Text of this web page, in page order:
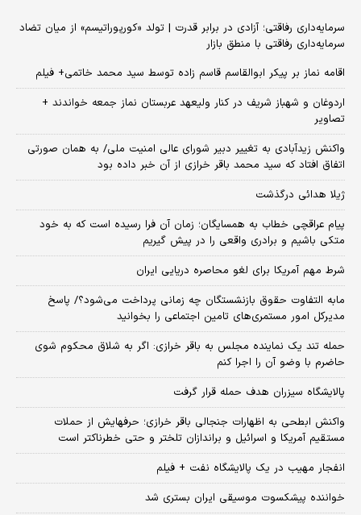
سرمایه‌داری رفاقتی؛ آزادی در برابر قدرت | تولد «کورپوراتیسم» از میان تضاد
سرمایه‌داری رفاقتی با منطق بازار
اقامه نماز بر پیکر ابوالقاسم قاسم زاده توسط سید محمد خاتمی+ فیلم
اردوغان و شهباز شریف در کنار ولیعهد عربستان نماز جمعه خواندند +
تصاویر
واکنش زیدآبادی به تغییر دبیر شورای عالی امنیت ملی/ به همان صورتی
اتفاق افتاد که سید محمد باقر خرازی از آن خبر داده بود
ژیلا هدائی درگذشت
پیام عراقچی خطاب به همسایگان؛ زمان آن فرا رسیده است که به خود
متکی باشیم و برادری واقعی را در پیش گیریم
شرط مهم آمریکا برای لغو محاصره دریایی ایران
مابه التفاوت حقوق بازنشستگان چه زمانی پرداخت می‌شود؟/ پاسخ
مدیرکل امور مستمری‌های تامین اجتماعی را بخوانید
حمله تند یک نماینده مجلس به باقر خرازی: اگر به شلاق محکوم شوی
حاضرم با وضو آن را اجرا کنم
پالایشگاه سیزران هدف حمله قرار گرفت
واکنش ابطحی به اظهارات جنجالی باقر خرازی؛ حرفهایش از حملات
مستقیم آمریکا و اسرائیل و براندازان تلختر و حتی خطرناکتر است
انفجار مهیب در یک پالایشگاه نفت + فیلم
خواننده پیشکسوت موسیقی ایران بستری شد